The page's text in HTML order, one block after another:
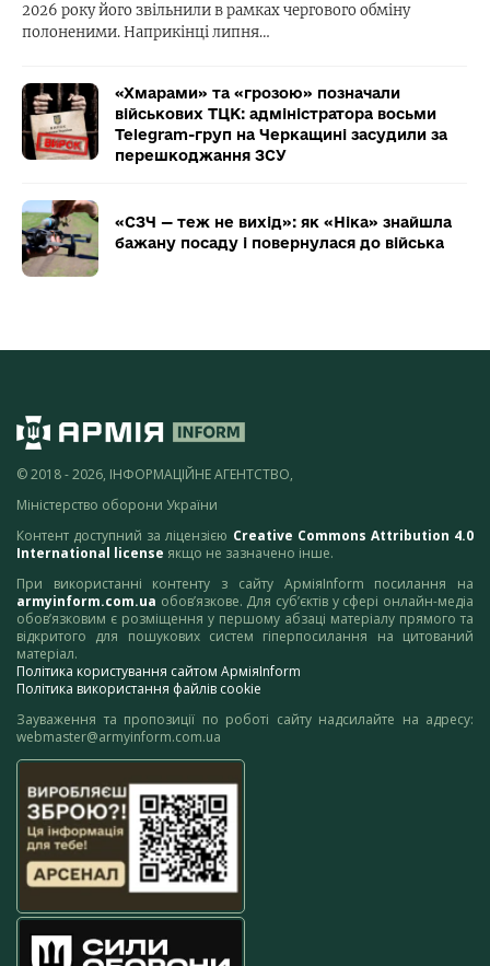
2026 року його звільнили в рамках чергового обміну
полоненими. Наприкінці липня…
«Хмарами» та «грозою» позначали
військових ТЦК: адміністратора восьми
Telegram-груп на Черкащині засудили за
перешкоджання ЗСУ
«СЗЧ — теж не вихід»: як «Ніка» знайшла
бажану посаду і повернулася до війська
© 2018 - 2026, ІНФОРМАЦІЙНЕ АГЕНТСТВО,
Міністерство оборони України
Контент доступний за ліцензією Creative Commons Attribution 4.0
International license якщо не зазначено інше.
При використанні контенту з сайту АрміяInform посилання на
armyinform.com.ua обов’язкове. Для суб’єктів у сфері онлайн-медіа
обов’язковим є розміщення у першому абзаці матеріалу прямого та
відкритого для пошукових систем гіперпосилання на цитований
матеріал.
Політика користування сайтом АрміяInform
Політика використання файлів cookie
Зауваження та пропозиції по роботі сайту надсилайте на адресу:
webmaster@armyinform.com.ua